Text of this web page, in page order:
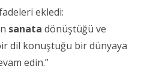
ekledi:
sanata dönüştüğü ve
dil konuştuğu bir dünyaya
edin.”